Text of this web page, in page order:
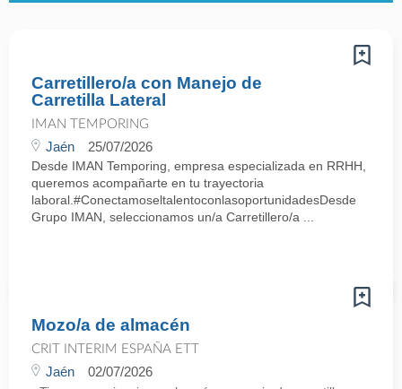
Carretillero/a con Manejo de
Carretilla Lateral
IMAN TEMPORING
Jaén 25/07/2026
Desde IMAN Temporing, empresa especializada en RRHH,
queremos acompañarte en tu trayectoria
laboral.#ConectamoseltalentoconlasoportunidadesDesde
Grupo IMAN, seleccionamos un/a Carretillero/a ...
Mozo/a de almacén
CRIT INTERIM ESPAÑA ETT
Jaén 02/07/2026